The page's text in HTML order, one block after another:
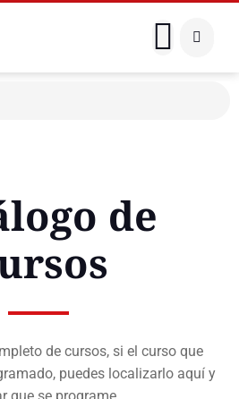
de
de cursos, si el curso que
puedes localizarlo aquí y